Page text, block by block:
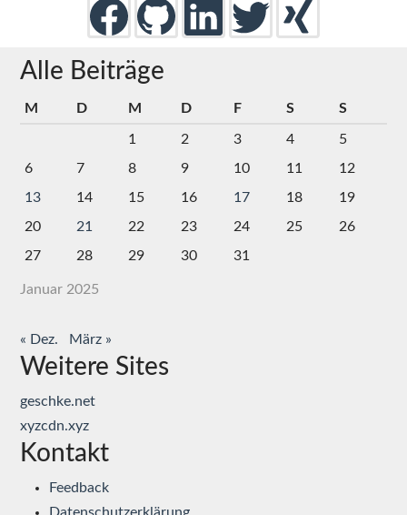
Alle Beiträge
Januar 2025
M D M D F S S
1 2 3 4
5
6
7 8 9 10 11
12
13
14 15 16 17 18
19
20
21 22 23 24 25
26
27
28 29 30 31
« Dez. März »
Weitere Sites
geschke.net
xyzcdn.xyz
Kontakt
Feedback